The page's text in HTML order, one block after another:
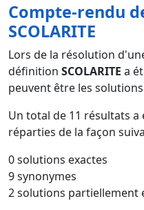
Compte-rendu
SCOLARITE
Lors de la résolution
définition SCOLARITE a
peuvent être les
Un total de 11 résultats a
réparties de la façon
0 solutions exactes
9 synonymes
2 solutions partiellement